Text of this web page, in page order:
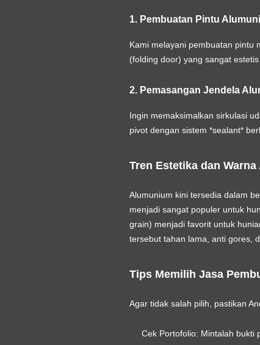
1. Pembuatan Pintu
Kami melayani pembuatan pintu
(folding door) yang sangat
2. Pemasangan Jendela
Ingin memaksimalkan sirkulasi
pivot dengan sistem *sealant*
Tren Estetika dan
Alumunium kini tersedia dalam
menjadi sangat populer untuk
grain) menjadi favorit untuk
tersebut tahan lama, anti gores,
Tips Memilih Jasa
Agar tidak salah pilih, pastikan
Cek Portofolio: Mintalah bukti